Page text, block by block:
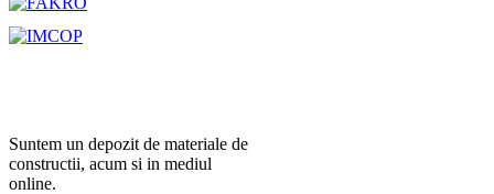
Suntem un depozit de materiale de
constructii, acum si in mediul
online.